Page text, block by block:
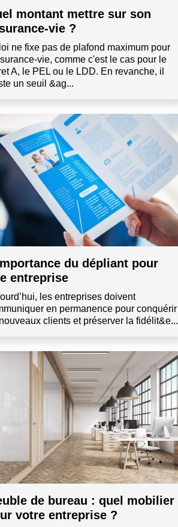
montant mettre sur son
vie ?
ne fixe pas de plafond maximum pour
vie, comme c'est le cas pour le
A, le PEL ou le LDD. En revanche, il
un seuil &ag...
du dépliant pour
entreprise
les entreprises doivent
en permanence pour conquérir
clients et préserver la fidélit&e...
de bureau : quel mobilier
votre entreprise ?